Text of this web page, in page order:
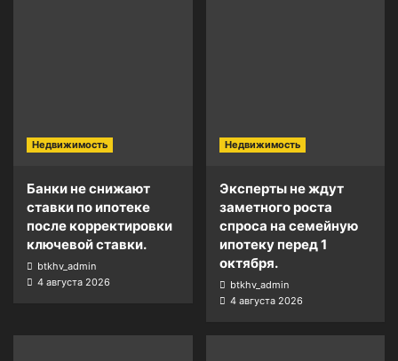
Недвижимость
Банки не снижают
ставки по ипотеке
после корректировки
ключевой ставки.
btkhv_admin
4 августа 2026
Недвижимость
Эксперты не ждут
заметного роста
спроса на семейную
ипотеку перед 1
октября.
btkhv_admin
4 августа 2026